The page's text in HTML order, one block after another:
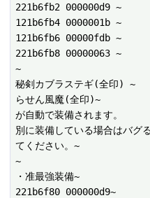
221b6fb2 000000d9 ~
121b6fb4 0000001b ~
121b6fb6 00000fdb ~
221b6fb8 00000063 ~
~
秘剣カブラステギ(全印) ~
らせん風魔(全印)~
が自動で装備されます。
別に装備している場合はバグ
てください。~
~
・准最強装備~
221b6f80 000000d9~